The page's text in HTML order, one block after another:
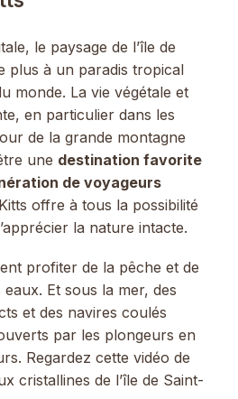
le paysage de l’île de
plus à un paradis tropical
monde. La vie végétale et
en particulier dans les
de la grande montagne
une destination favorite
de voyageurs
offre à tous la possibilité
la nature intacte.
profiter de la pêche et de
Et sous la mer, des
et des navires coulés
par les plongeurs en
Regardez cette vidéo de
cristallines de l’île de Saint-